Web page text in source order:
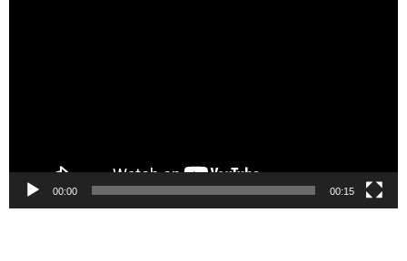
00:00 00:15